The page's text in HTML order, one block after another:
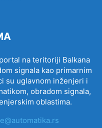
na teritoriji Balkana
signala kao primarnim
su uglavnom inženjeri i
obradom signala,
oblastima.